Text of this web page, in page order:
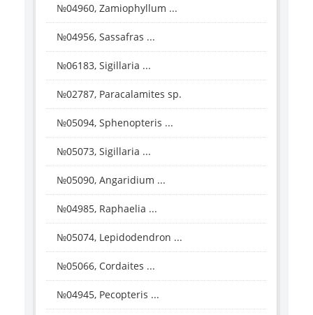
№04960, Zamiophyllum ...
№04956, Sassafras ...
№06183, Sigillaria ...
№02787, Paracalamites sp.
№05094, Sphenopteris ...
№05073, Sigillaria ...
№05090, Angaridium ...
№04985, Raphaelia ...
№05074, Lepidodendron ...
№05066, Cordaites ...
№04945, Pecopteris ...